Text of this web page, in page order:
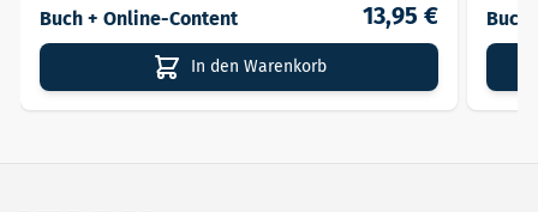
Buch + Online-Content 13,95 €
In den Warenkorb
Buch